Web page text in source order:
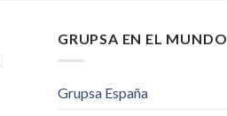
GRUPSA EN EL MUNDO
Grupsa España